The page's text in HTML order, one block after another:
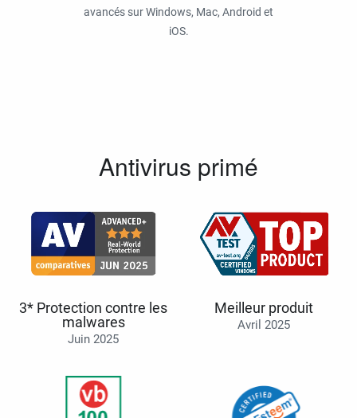
avancés sur Windows, Mac, Android et
iOS.
Antivirus primé
3* Protection contre les
malwares
Juin 2025
Meilleur produit
Avril 2025